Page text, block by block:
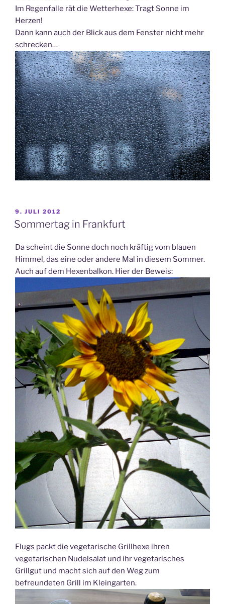
Im Regenfalle rät die Wetterhexe: Tragt Sonne im
Herzen!
Dann kann auch der Blick aus dem Fenster nicht mehr
schrecken…
VERÖFFENTLICHT
AM
9. JULI 2012
Sommertag in Frankfurt
Da scheint die Sonne doch noch kräftig vom blauen
Himmel, das eine oder andere Mal in diesem Sommer.
Auch auf dem Hexenbalkon. Hier der Beweis:
Flugs packt die vegetarische Grillhexe ihren
vegetarischen Nudelsalat und ihr vegetarisches
Grillgut und macht sich auf den Weg zum
befreundeten Grill im Kleingarten.